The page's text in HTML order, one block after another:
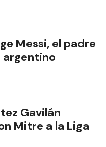
Messi, el padre
Gavilán
Mitre a la Liga